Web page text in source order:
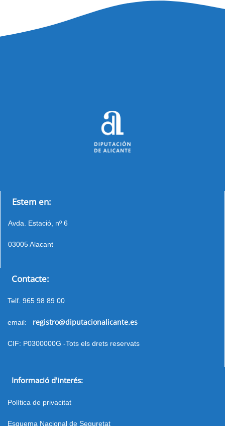
Estem en:
Avda. Estació, nº 6
03005 Alacant
Contacte:
Telf. 965 98 89 00
email: registro@diputacionalicante.es
CIF: P0300000G -Tots els drets reservats
Informació d'interés:
Política de privacitat
Esquema Nacional de Seguretat